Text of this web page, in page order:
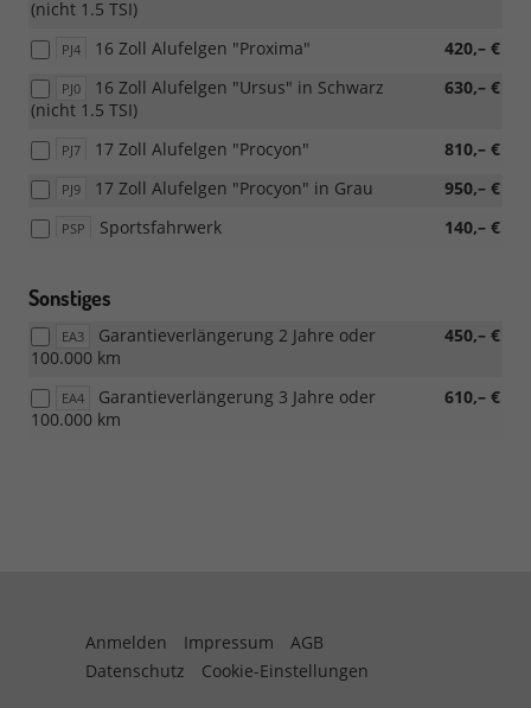
(nicht 1.5 TSI)
PJ4 420,– €
16 Zoll Alufelgen "Proxima"
PJ0 630,– €
16 Zoll Alufelgen "Ursus" in Schwarz
(nicht 1.5 TSI)
PJ7 810,– €
17 Zoll Alufelgen "Procyon"
PJ9 950,– €
17 Zoll Alufelgen "Procyon" in Grau
PSP 140,– €
Sportsfahrwerk
Sonstiges
EA3 450,– €
Garantieverlängerung 2 Jahre oder
100.000 km
EA4 610,– €
Garantieverlängerung 3 Jahre oder
100.000 km
Anmelden Impressum
AGB
Datenschutz
Cookie-Einstellungen